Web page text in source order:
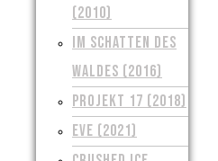
(2010)
IM SCHATTEN DES
WALDES (2016)
PROJEKT 17 (2018)
EVE (2021)